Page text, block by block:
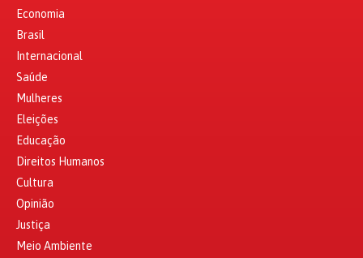
Economia
Brasil
Internacional
Saúde
Mulheres
Eleições
Educação
Direitos Humanos
Cultura
Opinião
Justiça
Meio Ambiente